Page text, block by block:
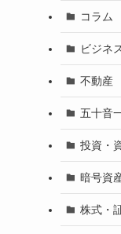
コラム
ビジネ
不動産
五十音
投資・
暗号資
株式・